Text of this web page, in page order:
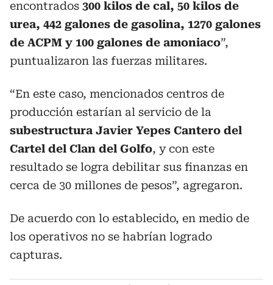
encontrados 300 kilos de cal, 50 kilos de
urea, 442 galones de gasolina, 1270 galones
de ACPM y 100 galones de amoniaco”,
puntualizaron las fuerzas militares.
“En este caso, mencionados centros de
producción estarían al servicio de la
subestructura Javier Yepes Cantero del
Cartel del Clan del Golfo, y con este
resultado se logra debilitar sus finanzas en
cerca de 30 millones de pesos”, agregaron.
De acuerdo con lo establecido, en medio de
los operativos no se habrían logrado
capturas.